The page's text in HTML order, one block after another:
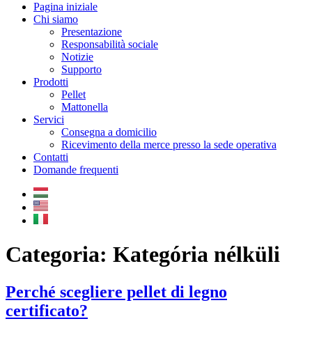
Pagina iniziale
Chi siamo
Presentazione
Responsabilità sociale
Notizie
Supporto
Prodotti
Pellet
Mattonella
Servici
Consegna a domicilio
Ricevimento della merce presso la sede operativa
Contatti
Domande frequenti
Categoria: Kategória nélküli
Perché scegliere pellet di legno
certificato?